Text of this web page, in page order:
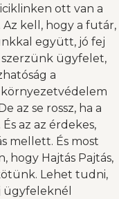
ott van a
kell, hogy a futár,
együtt, jó fej
szerzünk ügyfelet,
a
környezetvédelem
az se rossz, ha a
az az érdekes,
mellett. És most
hogy Hajtás Pajtás,
Lehet tudni,
ügyfeleknél